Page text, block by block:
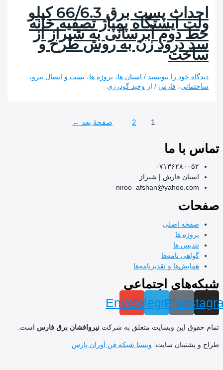
احداث پست برق 66/6.3 کیلو
ایستگاه پمپاژ تصفیه خانه
آبرسانی به شیراز از
زن به روش طرح و
خود را بنویسید / استان ها،پروژه ها،پست و اتصال نیرو
فارس/ از وحید گودرزی
صفحهٔ بعد ←
ما
فارش | شیراز
اصلی
ها
نامه‌ها
و تقدیرنامه‌ها
اجتماعی
Telegram
Envelope
این وبسایت متعلق به شرکت نیروافشان برق فارس است.
سایت:ویستا شبکه فن آوران پارس